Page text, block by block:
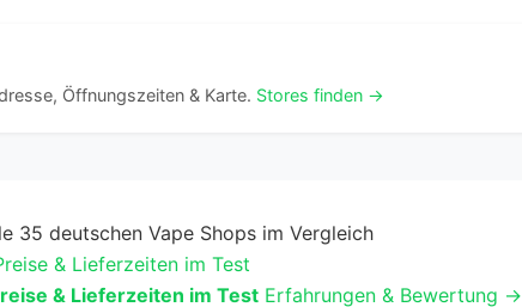
Öffnungszeiten & Karte. Stores finden →
35 deutschen Vape Shops im Vergleich
& Lieferzeiten im Test Erfahrungen & Bewertung →